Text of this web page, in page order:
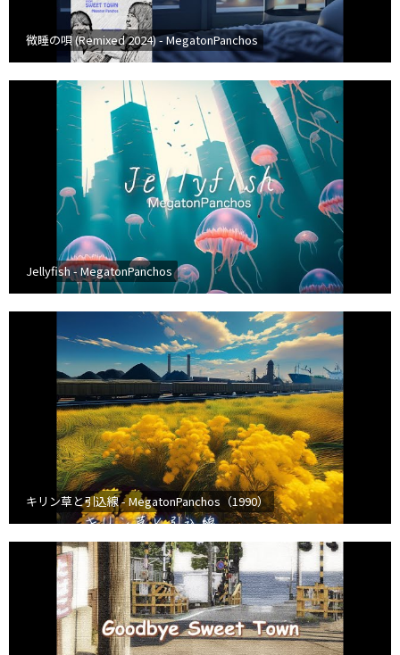
微睡の唄 (Remixed 2024) - MegatonPanchos
Jellyfish - MegatonPanchos
キリン草と引込線 - MegatonPanchos（1990）